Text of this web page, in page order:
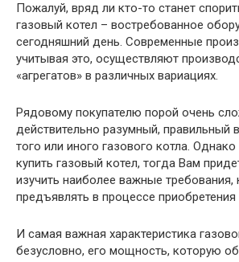
Пожалуй, вряд ли кто-то станет
газовый котел – востребованное
сегодняшний день. Современные
учитывая это, осуществляют
«агрегатов» в различных вариациях.
Рядовому покупателю порой очень
действительно разумный, правильный
того или иного газового котла.
купить газовый котел, тогда Вам
изучить наиболее важные
предъявлять в процессе
И самая важная характеристика
безусловно, его мощность, которую